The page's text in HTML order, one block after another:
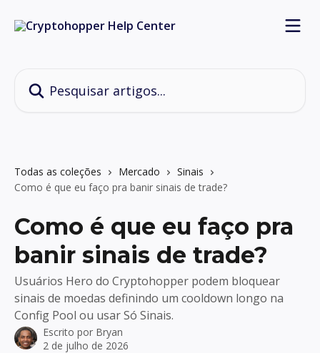
Todas as coleções Mercado
Sinais
Como é que eu faço pra banir sinais de trade?
Como é que eu faço pra
banir sinais de trade?
Usuários Hero do Cryptohopper podem bloquear
sinais de moedas definindo um cooldown longo na
Config Pool ou usar Só Sinais.
Escrito por Bryan
2 de julho de 2026